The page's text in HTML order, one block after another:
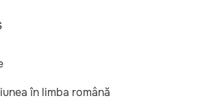
în limba română